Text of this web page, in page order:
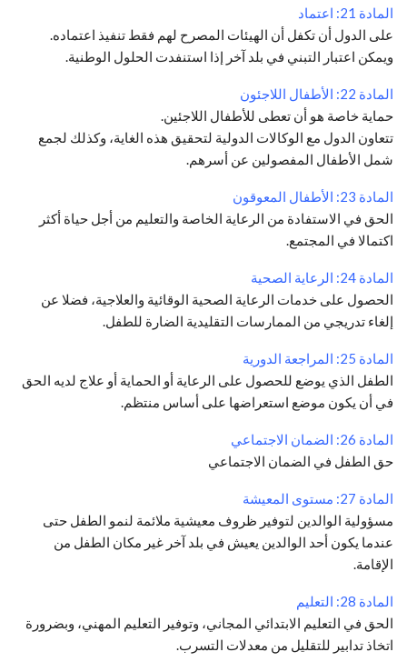
المادة 21: اعتماد
على الدول أن تكفل أن الهيئات المصرح لهم فقط تنفيذ اعتماده.
ويمكن اعتبار التبني في بلد آخر إذا استنفدت الحلول الوطنية.
المادة 22: الأطفال اللاجئون
حماية خاصة هو أن تعطى للأطفال اللاجئين.
تتعاون الدول مع الوكالات الدولية لتحقيق هذه الغاية، وكذلك لجمع
شمل الأطفال المفصولين عن أسرهم.
المادة 23: الأطفال المعوقون
الحق في الاستفادة من الرعاية الخاصة والتعليم من أجل حياة أكثر
اكتمالا في المجتمع.
المادة 24: الرعاية الصحية
الحصول على خدمات الرعاية الصحية الوقائية والعلاجية، فضلا عن
إلغاء تدريجي من الممارسات التقليدية الضارة للطفل.
المادة 25: المراجعة الدورية
الطفل الذي يوضع للحصول على الرعاية أو الحماية أو علاج لديه الحق
في أن يكون موضع استعراضها على أساس منتظم.
المادة 26: الضمان الاجتماعي
حق الطفل في الضمان الاجتماعي
المادة 27: مستوى المعيشة
مسؤولية الوالدين لتوفير ظروف معيشية ملائمة لنمو الطفل حتى
عندما يكون أحد الوالدين يعيش في بلد آخر غير مكان الطفل من
الإقامة.
المادة 28: التعليم
الحق في التعليم الابتدائي المجاني، وتوفير التعليم المهني، وبضرورة
اتخاذ تدابير للتقليل من معدلات التسرب.